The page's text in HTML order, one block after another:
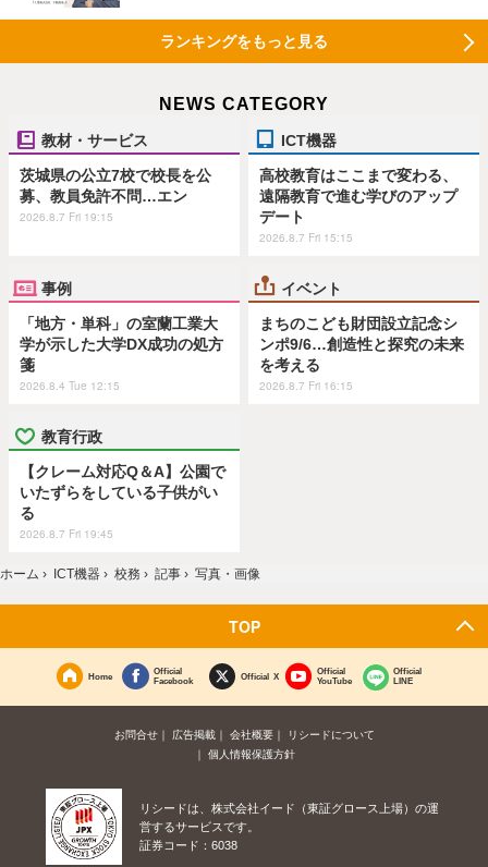
ランキングをもっと見る
NEWS CATEGORY
教材・サービス
茨城県の公立7校で校長を公
募、教員免許不問…エン
2026.8.7 Fri 19:15
ICT機器
高校教育はここまで変わる、
遠隔教育で進む学びのアップ
デート
2026.8.7 Fri 15:15
事例
「地方・単科」の室蘭工業大
学が示した大学DX成功の処方
箋
2026.8.4 Tue 12:15
イベント
まちのこども財団設立記念シ
ンポ9/6…創造性と探究の未来
を考える
2026.8.7 Fri 16:15
教育行政
【クレーム対応Q＆A】公園で
いたずらをしている子供がい
る
2026.8.7 Fri 19:45
ホーム › ICT機器 › 校務 › 記事 › 写真・画像
TOP
Home
Official
Facebook
Official X
Official
YouTube
Official
LINE
お問合せ 広告掲載 会社概要
リシードについて
個人情報保護方針
リシードは、株式会社イード（東証グロース上場）の運
営するサービスです。
証券コード：6038